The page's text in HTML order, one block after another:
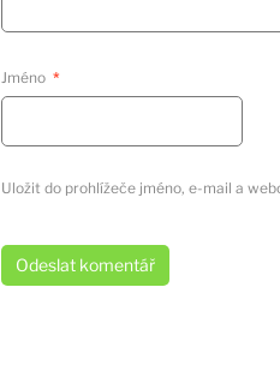
Jméno *
Uložit do prohlížeče jméno, e-mail a